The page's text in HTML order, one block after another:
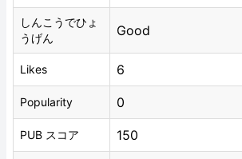
しんこうでひょ
うげん
Good
Likes 6
Popularity 0
PUB スコア 150